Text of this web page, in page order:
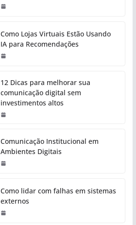
Como Lojas Virtuais Estão Usando
IA para Recomendações
12 Dicas para melhorar sua
comunicação digital sem
investimentos altos
Comunicação Institucional em
Ambientes Digitais
Como lidar com falhas em sistemas
externos